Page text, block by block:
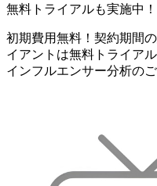
無料トライアルも実施中！
初期費用無料！契約期間
イアントは無料トライア
インフルエンサー分析の